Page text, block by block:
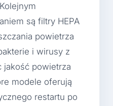
są filtry HEPA
powietrza
i wirusy z
jakość powietrza
modele oferują
restartu po